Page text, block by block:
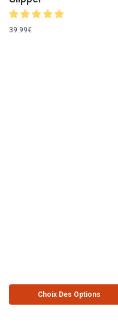
39.99€
Choix Des Options